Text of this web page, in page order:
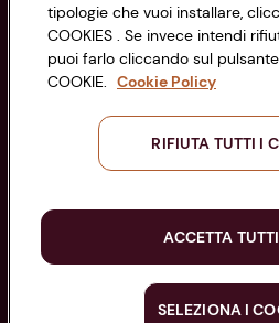
Seguici sui Social:
Scarica l'app
tipologie che vuoi installare,
COOKIES . Se invece intendi
puoi farlo cliccando sul pulsante
COOKIE. Cookie Policy
RIFIUTA TUTTI I
ACCETTA
SELEZIONA I